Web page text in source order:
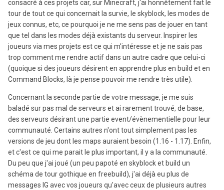
consacré à ces projets car, sur Minecraft, j'ai honnêtement fait le
tour de tout ce qui concernait la survie, le skyblock, les modes de
jeux connus, etc, ce pourquoi je ne me sens pas de jouer en tant
que tel dans les modes déjà existants du serveur. Inspirer les
joueurs via mes projets est ce qui m'intéresse et je ne sais pas
trop comment me rendre actif dans un autre cadre que celui-ci
(quoique si des joueurs désirent en apprendre plus en build et en
Command Blocks, là je pense pouvoir me rendre très utile).
Concernant la seconde partie de votre message, je me suis
baladé sur pas mal de serveurs et ai rarement trouvé, de base,
des serveurs désirant une partie event/évènementielle pour leur
communauté. Certains autres n'ont tout simplement pas les
versions de jeu dont les maps auraient besoin (1.16 - 1.17). Enfin,
et c'est ce qui me parait le plus important, il y a la communauté.
Du peu que j'ai joué (un peu papoté en skyblock et build un
schéma de tour gothique en freebuild), j'ai déjà eu plus de
messages IG avec vos joueurs qu'avec ceux de plusieurs autres